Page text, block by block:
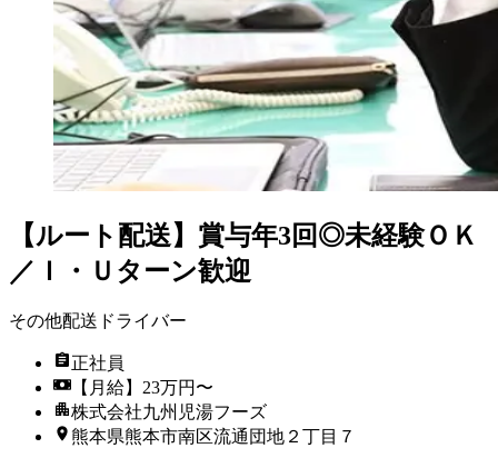
【ルート配送】賞与年3回◎未経験ＯＫ
／Ｉ・Ｕターン歓迎
その他配送ドライバー
正社員
【月給】23万円〜
株式会社九州児湯フーズ
熊本県熊本市南区流通団地２丁目７